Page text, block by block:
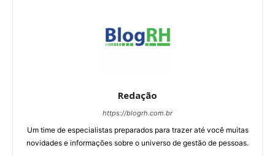
Redação
https://blogrh.com.br
Um time de especialistas preparados para trazer até você muitas
novidades e informações sobre o universo de gestão de pessoas.